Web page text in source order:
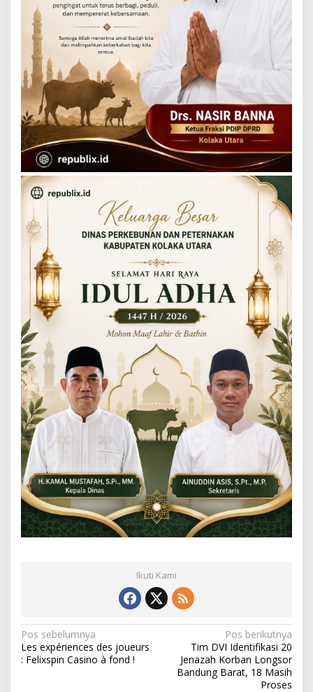
Ikuti Kami
N
a
Pos sebelumnya
Les expériences des joueurs
: Felixspin Casino à fond !
Pos berikutnya
Tim DVI Identifikasi 20
Jenazah Korban Longsor
Bandung Barat, 18 Masih
Proses